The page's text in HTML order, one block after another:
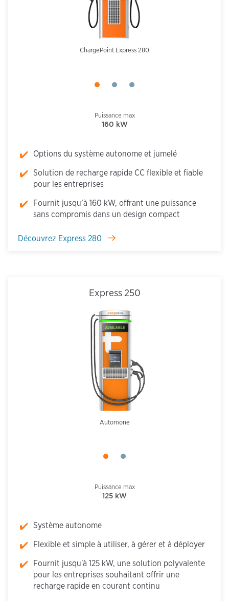
ChargePoint Express 280
Puissance max
160 kW
Options du système autonome et jumelé
Solution de recharge rapide CC flexible et fiable
pour les entreprises
Fournit jusqu’à 160 kW, offrant une puissance
sans compromis dans un design compact
Découvrez Express 280
Express 250
Automone
Puissance max
125 kW
Système autonome
Flexible et simple à utiliser, à gérer et à déployer
Fournit jusqu'à 125 kW, une solution polyvalente
pour les entreprises souhaitant offrir une
recharge rapide en courant continu